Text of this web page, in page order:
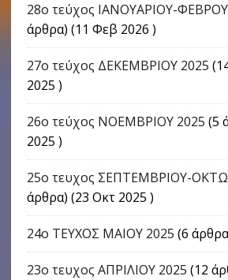
28ο τεύχος ΙΑΝΟΥΑΡΙΟΥ-
άρθρα) (11 Φεβ 2026 )
27ο τεύχος ΔΕΚΕΜΒΡΙΟΥ 2025
2025 )
26ο τεύχος ΝΟΕΜΒΡΙΟΥ 2025 (5
2025 )
25ο τευχος ΣΕΠΤΕΜΒΡΙΟΥ-
άρθρα) (23 Οκτ 2025 )
24o ΤΕΥΧΟΣ ΜΑΙΟΥ 2025 (6
23ο τευχος ΑΠΡΙΛΙΟΥ 2025 (12